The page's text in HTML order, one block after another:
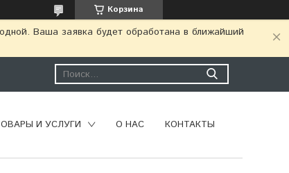
Корзина
Ваша заявка будет обработана в ближайший
И УСЛУГИ О НАС КОНТАКТЫ